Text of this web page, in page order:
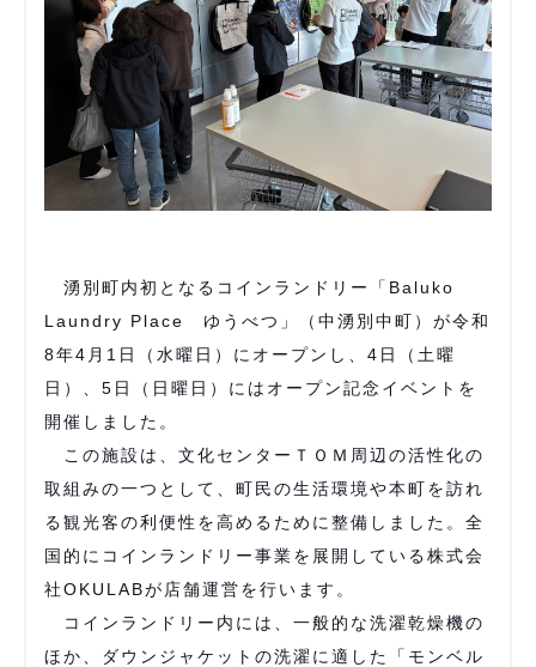
湧別町内初となるコインランドリー「Baluko
Laundry Place ゆうべつ」（中湧別中町）が令和
8年4月1日（水曜日）にオープンし、4日（土曜
日）、5日（日曜日）にはオープン記念イベントを
開催しました。
この施設は、文化センターＴＯＭ周辺の活性化の
取組みの一つとして、町民の生活環境や本町を訪れ
る観光客の利便性を高めるために整備しました。全
国的にコインランドリー事業を展開している株式会
社OKULABが店舗運営を行います。
コインランドリー内には、一般的な洗濯乾燥機の
ほか、ダウンジャケットの洗濯に適した「モンベル